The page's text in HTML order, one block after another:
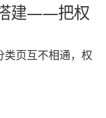
建——把权
页互不相通，权